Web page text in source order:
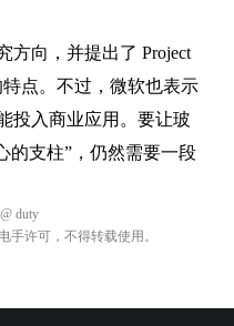
方向，并提出了 Project
点。不过，微软也表示
投入商业应用。要让玻
的支柱”，仍然需要一段
@ duty
许可，不得转载使用。